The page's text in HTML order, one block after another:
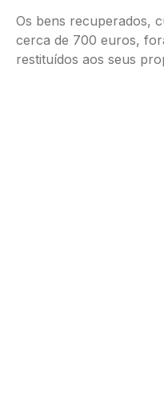
Os bens recuperados,
cerca de 700 euros,
restituídos aos seus